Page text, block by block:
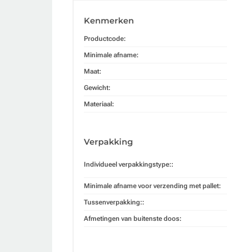
Kenmerken
Productcode:
Minimale afname:
Maat:
Gewicht:
Materiaal:
Verpakking
Individueel verpakkingstype::
Minimale afname voor verzending met pallet:
Tussenverpakking::
Afmetingen van buitenste doos: